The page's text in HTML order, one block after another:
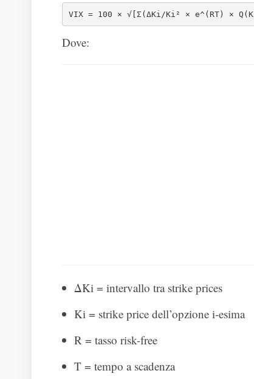
VIX = 100 × √[Σ(ΔKi/Ki² × e^(RT) ×
Dove:
ΔKi = intervallo tra strike prices
Ki = strike price dell’opzione i-esima
R = tasso risk-free
T = tempo a scadenza